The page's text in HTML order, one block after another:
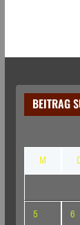
BEITRAG
M
5
6